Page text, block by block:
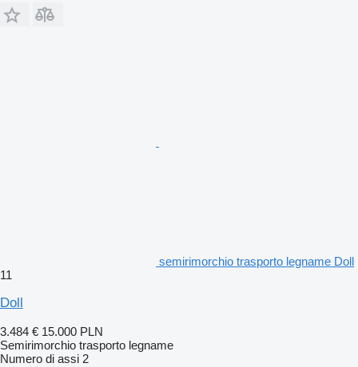
semirimorchio trasporto legname Doll
11
Doll
3.484 € 15.000 PLN
Semirimorchio trasporto legname
Numero di assi 2